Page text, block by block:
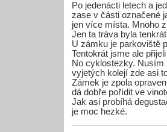
Po jedenácti letech a
zase v části označené
jen více místa. Mnoho
Jen ta tráva byla
U zámku je parkoviště
Tentokrát jsme ale
No cyklostezky. Nusím
vyjetých kolejí zde asi
Zámek je zpola
dá dobře pořídit ve
Jak asi probíhá
je moc hezké.